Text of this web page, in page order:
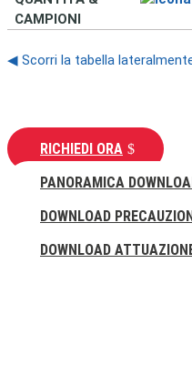
CAMPIONI
◀ Scorri la tabella
RICHIEDI ORA
PANORAMICA
DOWNLOAD PRECAUZIONI
DOWNLOAD